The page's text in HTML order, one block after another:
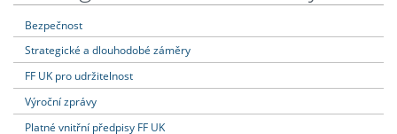
Bezpečnost
Strategické a dlouhodobé záměry
FF UK pro udržitelnost
Výroční zprávy
Platné vnitřní předpisy FF UK